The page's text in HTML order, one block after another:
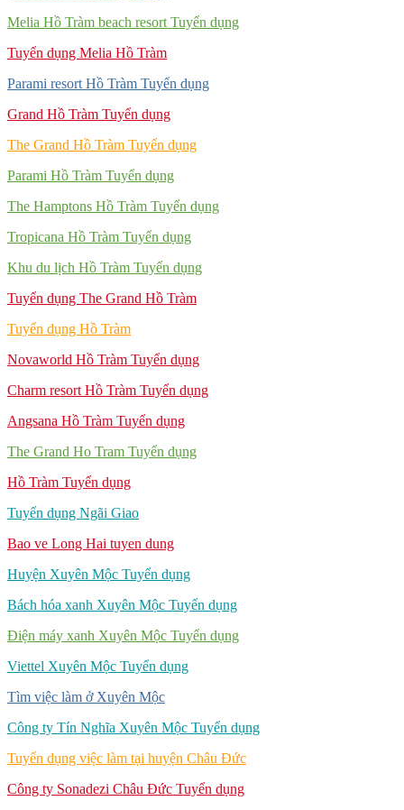
Melia Hồ Tràm beach resort Tuyển dụng
Tuyển dụng Melia Hồ Tràm
Parami resort Hồ Tràm Tuyển dụng
Grand Hồ Tràm Tuyển dụng
The Grand Hồ Tràm Tuyển dụng
Parami Hồ Tràm Tuyển dụng
The Hamptons Hồ Tràm Tuyển dụng
Tropicana Hồ Tràm Tuyển dụng
Khu du lịch Hồ Tràm Tuyển dụng
Tuyển dụng The Grand Hồ Tràm
Tuyển dụng Hồ Tràm
Novaworld Hồ Tràm Tuyển dụng
Charm resort Hồ Tràm Tuyển dụng
Angsana Hồ Tràm Tuyển dụng
The Grand Ho Tram Tuyển dụng
Hồ Tràm Tuyển dụng
Tuyển dụng Ngãi Giao
Bao ve Long Hai tuyen dung
Huyện Xuyên Mộc Tuyển dụng
Bách hóa xanh Xuyên Mộc Tuyển dụng
Điện máy xanh Xuyên Mộc Tuyển dụng
Viettel Xuyên Mộc Tuyển dụng
Tìm việc làm ở Xuyên Mộc
Công ty Tín Nghĩa Xuyên Mộc Tuyển dụng
Tuyển dụng việc làm tại huyện Châu Đức
Công ty Sonadezi Châu Đức Tuyển dụng